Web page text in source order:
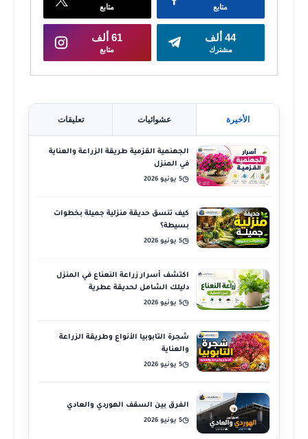
الأخيرة عشوائيات تعليقات
الجهنمية القزمية طريقة الزراعة والعناية
في المنزل
◷5 يونيو 2026
كيف تنسق حديقة منزلية جميلة بخطوات
بسيطة؟
◷5 يونيو 2026
اكتشف أسرار زراعة النعناع في المنزل
دليلك الشامل لحديقة عطرية
◷5 يونيو 2026
شجرة التابوبيا الأنواع وطريقة الزراعة
والعناية
◷5 يونيو 2026
الفرق بين السقف الهوردي والعادي
◷5 يونيو 2026